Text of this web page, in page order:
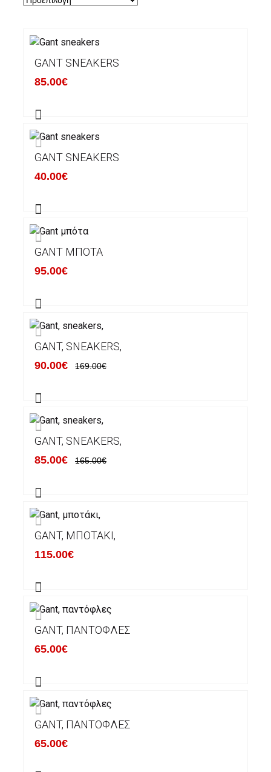
GANT SNEAKERS
85.00€
GANT SNEAKERS
40.00€
GANT ΜΠΌΤΑ
95.00€
GANT, SNEAKERS,
90.00€ 169.00€
GANT, SNEAKERS,
85.00€ 165.00€
GANT, ΜΠΟΤΆΚΙ,
115.00€
GANT, ΠΑΝΤΌΦΛΕΣ
65.00€
GANT, ΠΑΝΤΌΦΛΕΣ
65.00€